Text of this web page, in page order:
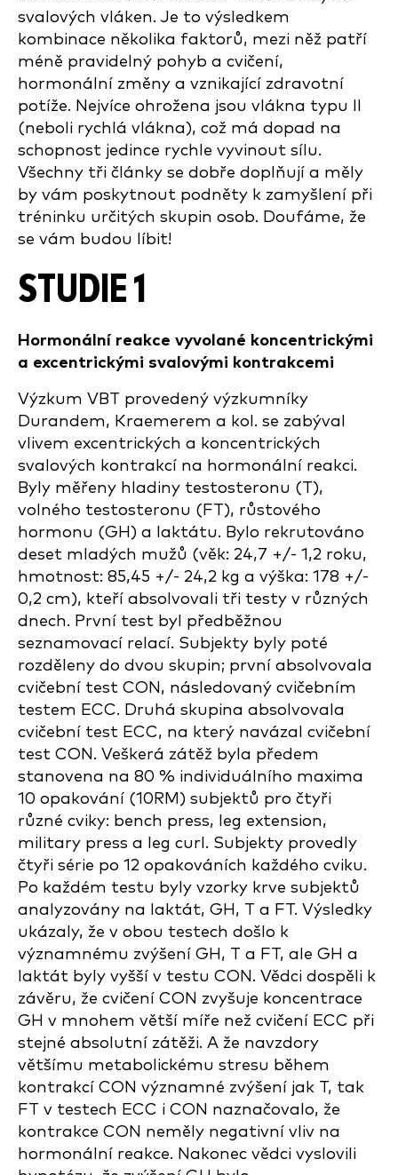
svalových vláken. Je to výsledkem
kombinace několika faktorů, mezi něž patří
méně pravidelný pohyb a cvičení,
hormonální změny a vznikající zdravotní
potíže. Nejvíce ohrožena jsou vlákna typu II
(neboli rychlá vlákna), což má dopad na
schopnost jedince rychle vyvinout sílu.
Všechny tři články se dobře doplňují a měly
by vám poskytnout podněty k zamyšlení při
tréninku určitých skupin osob. Doufáme, že
se vám budou líbit!
STUDIE 1
Hormonální reakce vyvolané koncentrickými
a excentrickými svalovými kontrakcemi
Výzkum VBT provedený výzkumníky
Durandem, Kraemerem a kol. se zabýval
vlivem excentrických a koncentrických
svalových kontrakcí na hormonální reakci.
Byly měřeny hladiny testosteronu (T),
volného testosteronu (FT), růstového
hormonu (GH) a laktátu. Bylo rekrutováno
deset mladých mužů (věk: 24,7 +/- 1,2 roku,
hmotnost: 85,45 +/- 24,2 kg a výška: 178 +/-
0,2 cm), kteří absolvovali tři testy v různých
dnech. První test byl předběžnou
seznamovací relací. Subjekty byly poté
rozděleny do dvou skupin; první absolvovala
cvičební test CON, následovaný cvičebním
testem ECC. Druhá skupina absolvovala
cvičební test ECC, na který navázal cvičební
test CON. Veškerá zátěž byla předem
stanovena na 80 % individuálního maxima
10 opakování (10RM) subjektů pro čtyři
různé cviky: bench press, leg extension,
military press a leg curl. Subjekty provedly
čtyři série po 12 opakováních každého cviku.
Po každém testu byly vzorky krve subjektů
analyzovány na laktát, GH, T a FT. Výsledky
ukázaly, že v obou testech došlo k
významnému zvýšení GH, T a FT, ale GH a
laktát byly vyšší v testu CON. Vědci dospěli k
závěru, že cvičení CON zvyšuje koncentrace
GH v mnohem větší míře než cvičení ECC při
stejné absolutní zátěži. A že navzdory
většímu metabolickému stresu během
kontrakcí CON významné zvýšení jak T, tak
FT v testech ECC i CON naznačovalo, že
kontrakce CON neměly negativní vliv na
hormonální reakce. Nakonec vědci vyslovili